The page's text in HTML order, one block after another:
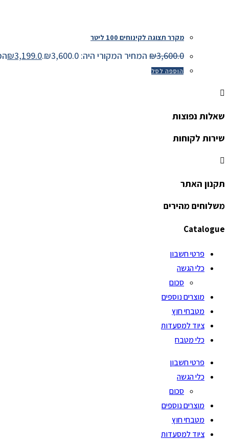
מקרר תצוגה לקינוחים 100 ליטר
₪3,600.0 המחיר המקורי היה: ₪3,600.0. ₪3,199.0
הוספה לסל
שאלות נפוצות
שירות לקוחות
תקנון האתר
משלוחים מהירים
Catalogue
פרטי חשבון
כלי הגשה
סכום
מוצרים נוספים
מטבחי חוץ
ציוד למסעדות
כלי מטבח
פרטי חשבון
כלי הגשה
סכום
מוצרים נוספים
מטבחי חוץ
ציוד למסעדות